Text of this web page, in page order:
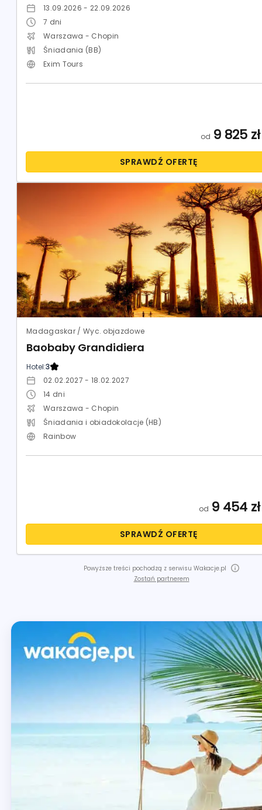
13.09.2026 - 22.09.2026
7 dni
Warszawa - Chopin
Śniadania (BB)
Exim Tours
od 9 825 zł
SPRAWDŹ OFERTĘ
Madagaskar / Wyc. objazdowe
Baobaby Grandidiera
Hotel:3
02.02.2027 - 18.02.2027
14 dni
Warszawa - Chopin
Śniadania i obiadokolacje (HB)
Rainbow
od 9 454 zł
SPRAWDŹ OFERTĘ
Powyższe treści pochodzą z serwisu Wakacje.pl
Zostań partnerem